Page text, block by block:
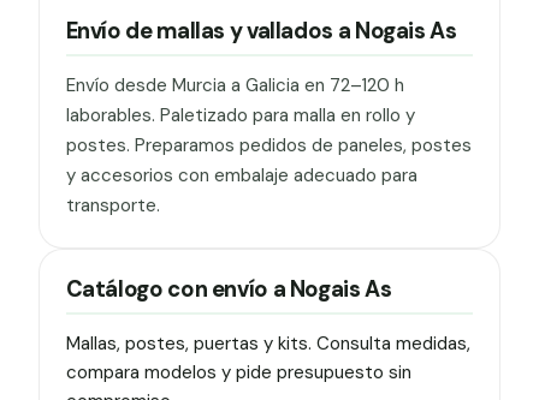
Envío de mallas y vallados a Nogais As
Envío desde Murcia a Galicia en 72–120 h
laborables. Paletizado para malla en rollo y
postes. Preparamos pedidos de paneles, postes
y accesorios con embalaje adecuado para
transporte.
Catálogo con envío a Nogais As
Mallas, postes, puertas y kits. Consulta medidas,
compara modelos y pide presupuesto sin